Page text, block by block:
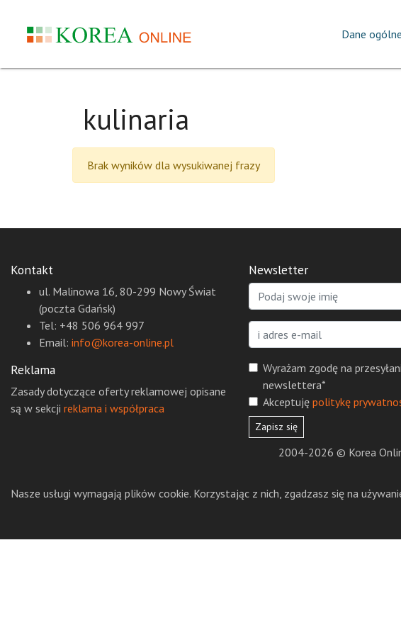
Dane ogólne
kulinaria
Brak wyników dla wysukiwanej frazy
Kontakt
ul. Malinowa 16, 80-299 Nowy Świat
(poczta Gdańsk)
Tel: +48 506 964 997
Email: info@korea-online.pl
Reklama
Zasady dotyczące oferty reklamowej opisane
są w sekcji reklama i współpraca
Newsletter
Wyrażam zgodę na
newslettera*
Akceptuję politykę
Zapisz się
2004-2026 © Korea
Nasze usługi wymagają plików cookie. Korzystając z nich, zgadzasz się na